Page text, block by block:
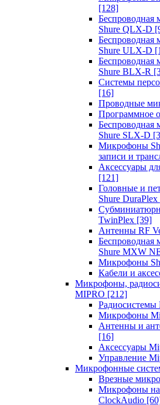
[128]
Беспроводная
Shure QLX-D
Беспроводная
Shure ULX-D
Беспроводная
Shure BLX-R
Системы
[16]
Проводные
Программное
Беспроводная
Shure SLX-D
Микрофоны
записи и
Аксессуары
[121]
Головные и
Shure DuraPlex
TwinPlex [39]
Антенны RF
Беспроводная
Shure MXW
Микрофоны
Кабели и
Микрофоны,
MIPRO [212]
Радиосистемы
Микрофоны
Антенны и
[16]
Аксессуары
Управление
Микрофонные
Врезные
Микрофоны на
ClockAudio